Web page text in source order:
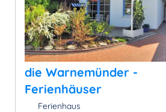
die Warnemünder -
Ferienhäuser
Ferienhaus